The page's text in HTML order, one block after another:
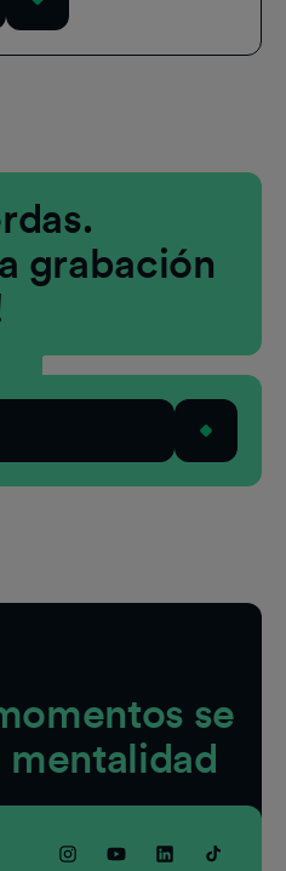
grabación
se
mentalidad